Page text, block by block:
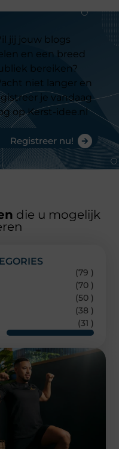
jij jouw blogs
en een breed
bereiken?
niet langer en
je vandaag
op Kerst-idee.nl
Registreer nu!
die u mogelijk
(79 )
(70 )
(50 )
(38 )
(31 )